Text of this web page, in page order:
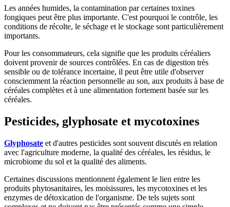
Les années humides, la contamination par certaines toxines
fongiques peut être plus importante. C'est pourquoi le contrôle, les
conditions de récolte, le séchage et le stockage sont particulièrement
importants.
Pour les consommateurs, cela signifie que les produits céréaliers
doivent provenir de sources contrôlées. En cas de digestion très
sensible ou de tolérance incertaine, il peut être utile d'observer
consciemment la réaction personnelle au son, aux produits à base de
céréales complètes et à une alimentation fortement basée sur les
céréales.
Pesticides, glyphosate et mycotoxines
Glyphosate et d'autres pesticides sont souvent discutés en relation
avec l'agriculture moderne, la qualité des céréales, les résidus, le
microbiome du sol et la qualité des aliments.
Certaines discussions mentionnent également le lien entre les
produits phytosanitaires, les moisissures, les mycotoxines et les
enzymes de détoxication de l'organisme. De tels sujets sont